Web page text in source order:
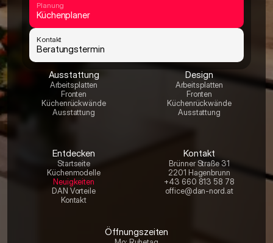
Entdecken
Startseite
Küchenmodelle
Neuigkeiten
DAN Vorteile
Kontakt
Design
Arbeitsplatten
Fronten
Küchenrückwände
Ausstattung
Ausstattung
Arbeitsplatten
Fronten
Küchenrückwände
Ausstattung
Kontakt
Brünner Straße 31
2201 Hagenbrunn
+43 660 813 58 78
office@dan-nord.at
Öffnungszeiten
Planung
Küchenplaner
Kontakt
Beratungstermin